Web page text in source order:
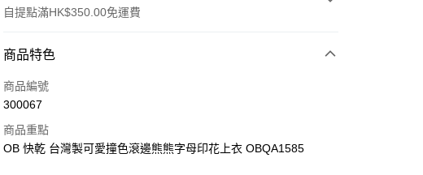
自提點滿HK$350.00免運費
付款方式
信用卡
AlipayHK
商品特色
商品編號
300067
商品重點
OB 快乾 台灣製可愛撞色滾邊熊熊字母印花上衣 OBQA1585